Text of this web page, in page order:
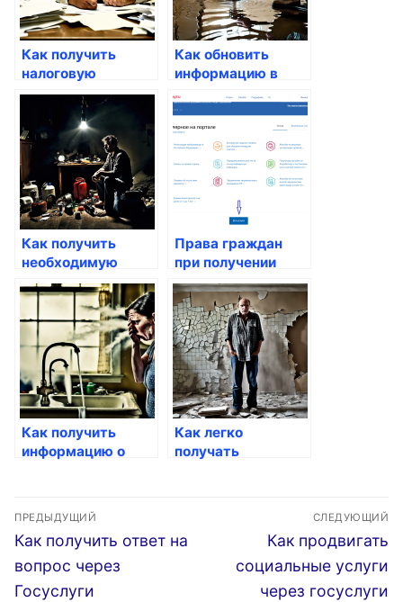
Как получить
налоговую
информацию
через Госуслуги
Как обновить
информацию в
налоговой через
портал
Как получить
необходимую
информацию о
проекте через
Госуслуги
Права граждан
при получении
услуг через
Госуслуги
Как получить
информацию о
Как легко
получать
Навигация
по
записям
ПРЕДЫДУЩИЙ
Предыдущая
запись:
Как получить ответ на
вопрос через
Госуслуги
СЛЕДУЮЩИЙ
Следующая
запись:
Как продвигать
социальные услуги
через госуслуги